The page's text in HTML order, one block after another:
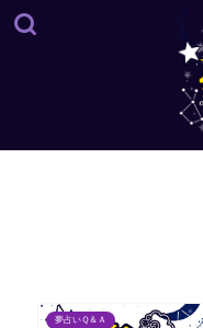
夢占いＱ＆Ａ